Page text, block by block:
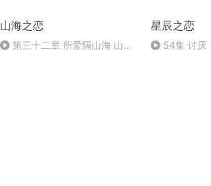
山海之恋
第三十二章 所爱隔山海 山海
星辰之恋
54集 讨厌